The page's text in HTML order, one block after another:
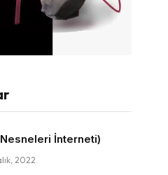
İnterneti)
2022